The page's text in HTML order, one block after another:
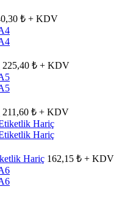
₺ + KDV
225,40 ₺ + KDV
211,60 ₺ + KDV
Hariç 162,15 ₺ + KDV